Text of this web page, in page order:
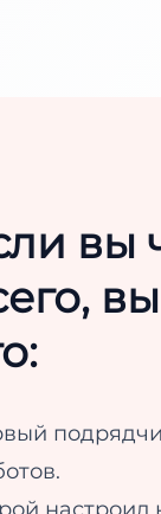
вы